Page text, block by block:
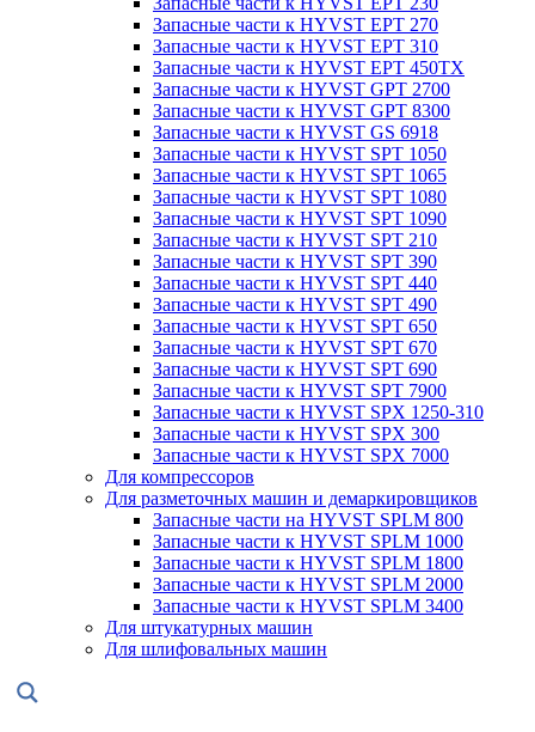
Запасные части к HYVST EPT 270
Запасные части к HYVST EPT 310
Запасные части к HYVST EPT 450TX
Запасные части к HYVST GPT 2700
Запасные части к HYVST GPT 8300
Запасные части к HYVST GS 6918
Запасные части к HYVST SPT 1050
Запасные части к HYVST SPT 1065
Запасные части к HYVST SPT 1080
Запасные части к HYVST SPT 1090
Запасные части к HYVST SPT 210
Запасные части к HYVST SPT 390
Запасные части к HYVST SPT 440
Запасные части к HYVST SPT 490
Запасные части к HYVST SPT 650
Запасные части к HYVST SPT 670
Запасные части к HYVST SPT 690
Запасные части к HYVST SPT 7900
Запасные части к HYVST SPX 1250-310
Запасные части к HYVST SPX 300
Запасные части к HYVST SPX 7000
Для компрессоров
Для разметочных машин и демаркировщиков
Запасные части на HYVST SPLM 800
Запасные части к HYVST SPLM 1000
Запасные части к HYVST SPLM 1800
Запасные части к HYVST SPLM 2000
Запасные части к HYVST SPLM 3400
Для штукатурных машин
Для шлифовальных машин